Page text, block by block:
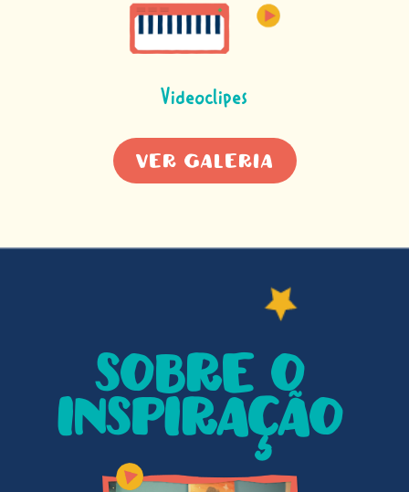
Videoclipes
Ver Galeria
Sobre o
Inspiração